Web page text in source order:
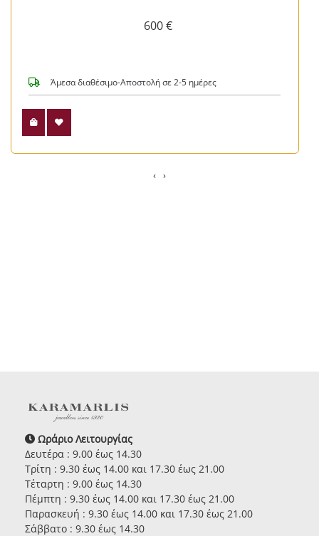
600 €
Άμεσα διαθέσιμο-Αποστολή σε 2-5 ημέρες
‹ ›
Ωράριο Λειτουργίας
Δευτέρα : 9.00 έως 14.30
Τρίτη : 9.30 έως 14.00 και 17.30 έως 21.00
Τέταρτη : 9.00 έως 14.30
Πέμπτη : 9.30 έως 14.00 και 17.30 έως 21.00
Παρασκευή : 9.30 έως 14.00 και 17.30 έως 21.00
Σάββατο : 9.30 έως 14.30